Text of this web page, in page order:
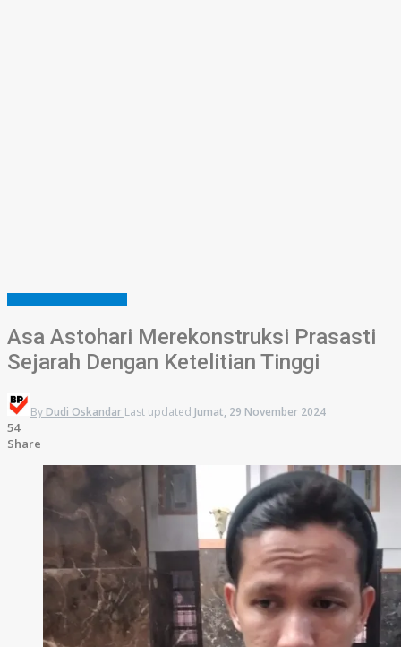
Asa Astohari Merekonstruksi Prasasti
Sejarah Dengan Ketelitian Tinggi
By Dudi Oskandar Last updated Jumat, 29 November 2024
54
Share